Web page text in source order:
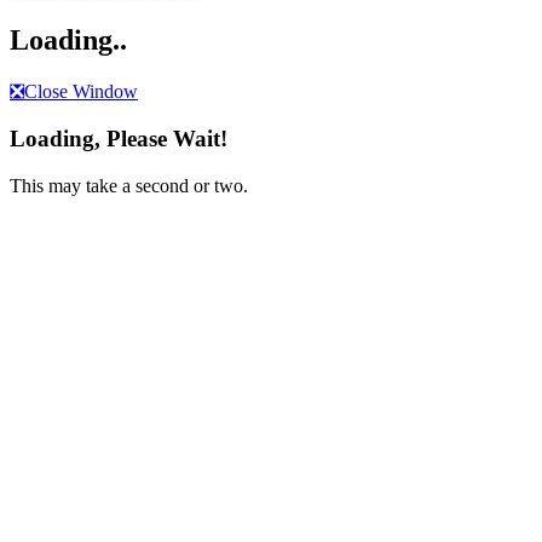
Loading..
❎Close Window
Loading, Please Wait!
This may take a second or two.